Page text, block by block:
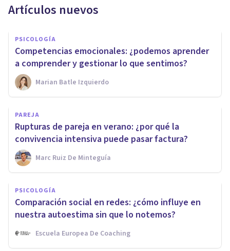
Artículos nuevos
PSICOLOGÍA
Competencias emocionales: ¿podemos aprender
a comprender y gestionar lo que sentimos?
Marian Batle Izquierdo
PAREJA
Rupturas de pareja en verano: ¿por qué la
convivencia intensiva puede pasar factura?
Marc Ruiz De Minteguía
PSICOLOGÍA
Comparación social en redes: ¿cómo influye en
nuestra autoestima sin que lo notemos?
Escuela Europea De Coaching